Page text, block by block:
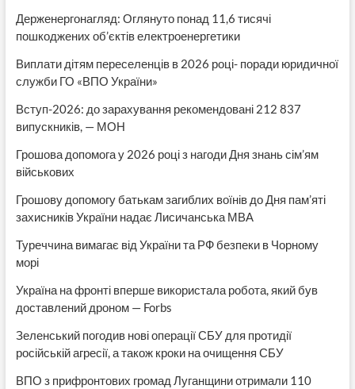
Держенергонагляд: Оглянуто понад 11,6 тисячі
пошкоджених об’єктів електроенергетики
Виплати дітям переселенців в 2026 році- поради юридичної
служби ГО «ВПО України»
Вступ-2026: до зарахування рекомендовані 212 837
випускників, — МОН
Грошова допомога у 2026 році з нагоди Дня знань сім’ям
військових
Грошову допомогу батькам загиблих воїнів до Дня пам’яті
захисників України надає Лисичанська МВА
Туреччина вимагає від України та РФ безпеки в Чорному
морі
Україна на фронті вперше використала робота, який був
доставлений дроном — Forbs
Зеленський погодив нові операції СБУ для протидії
російській агресії, а також кроки на очищення СБУ
ВПО з прифронтових громад Луганщини отримали 110